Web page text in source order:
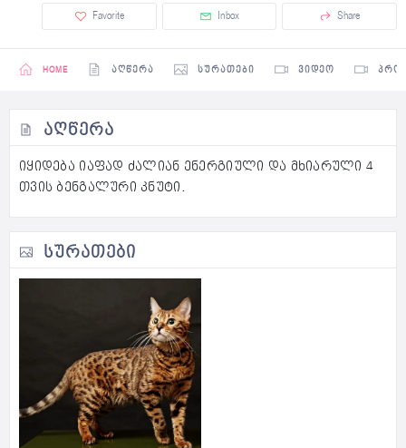
Favorite Inbox Share
HOME ᲐᲦᲬᲔᲠᲐ ᲡᲣᲠᲐᲗᲔᲑᲘ ᲕᲘᲓᲔᲝ
ᲐᲦᲬᲔᲠᲐ
იყიდება იაფად ძალიან ენერგიული და მხიარული 4
თვის ბენგალური კნუტი.
ᲡᲣᲠᲐᲗᲔᲑᲘ